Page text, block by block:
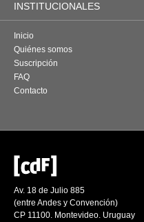
INSTITUCIONALES
Inicio
Quiénes somos
Suscripción
FAQ
Contacto
Av. 18 de Julio 885
(entre Andes y Convención)
CP 11100. Montevideo. Uruguay